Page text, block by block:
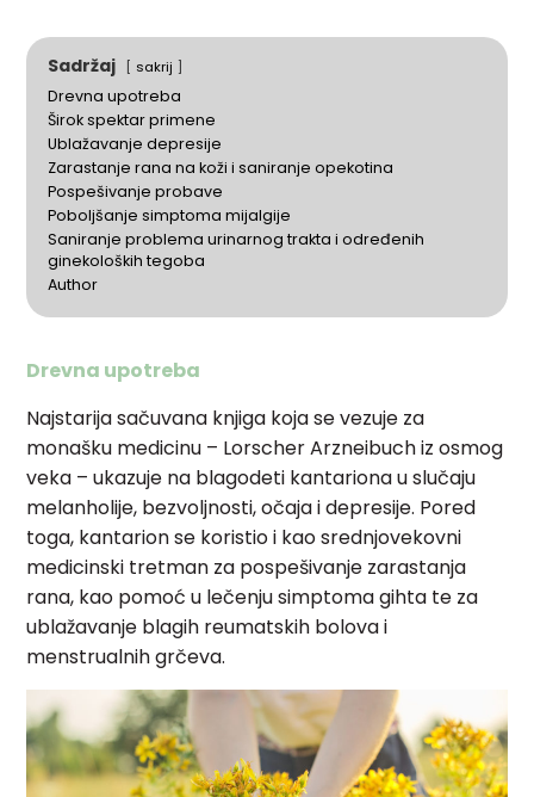
Sadržaj sakrij
Drevna upotreba
Širok spektar primene
Ublažavanje depresije
Zarastanje rana na koži i saniranje opekotina
Pospešivanje probave
Poboljšanje simptoma mijalgije
Saniranje problema urinarnog trakta i određenih
ginekoloških tegoba
Author
Drevna upotreba
Najstarija sačuvana knjiga koja se vezuje za
monašku medicinu – Lorscher Arzneibuch iz osmog
veka – ukazuje na blagodeti kantariona u slučaju
melanholije, bezvoljnosti, očaja i depresije. Pored
toga, kantarion se koristio i kao srednjovekovni
medicinski tretman za pospešivanje zarastanja
rana, kao pomoć u lečenju simptoma gihta te za
ublažavanje blagih reumatskih bolova i
menstrualnih grčeva.